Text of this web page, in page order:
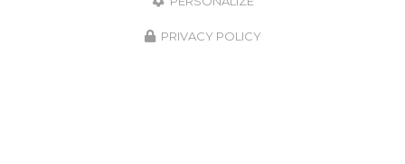
PRIVACY POLICY